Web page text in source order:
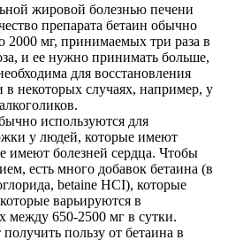
жировой болезнью печени
препарата бетаин обычно
2000 мг, принимаемых три раза в
и ее нужно принимать больше,
для восстановления
некоторых случаях, например, у
используются для
у людей, которые имеют
имеют болезней сердца. Чтобы
есть много добавок бетаина (в
betaine HCI), которые
варьируются в
между 650-2500 мг в сутки.
пользу от бетаина в